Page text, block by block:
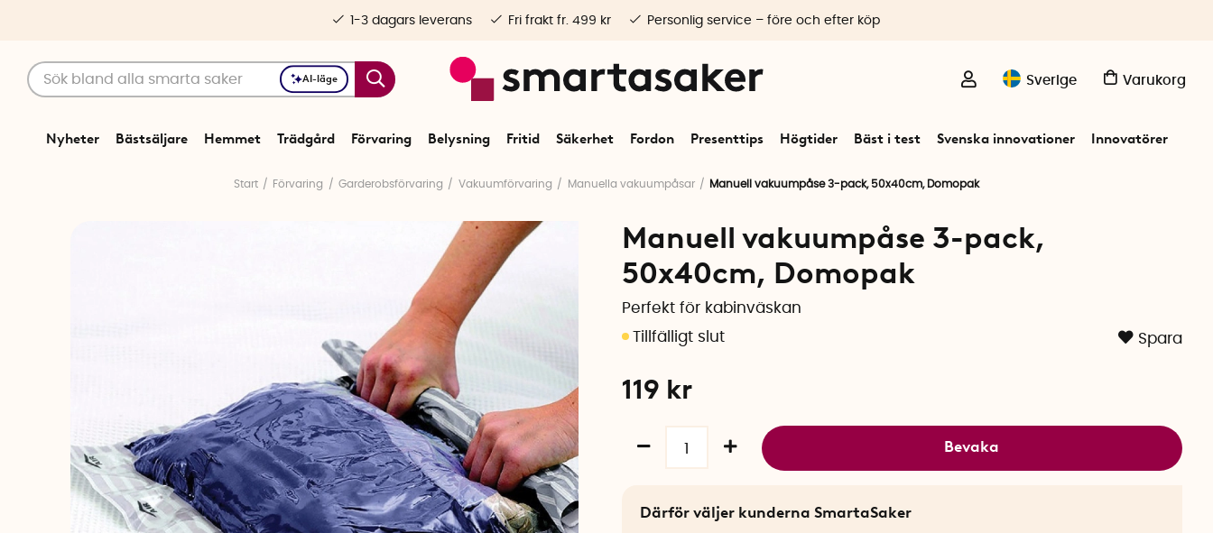
AI-läge Sverige Varukorg
Nyheter Bästsäljare Hemmet Trädgård Förvaring Belysning Fritid Säkerhet Fordon Presenttips Högtider Bäst i test Svenska innovationer Innovatörer
1-3 dagars leverans Fri frakt fr. 499 kr Personlig service – före och efter köp
Start Förvaring Garderobsförvaring Vakuumförvaring Manuella vakuumpåsar Manuell vakuumpåse 3-pack, 50x40cm, Domopak
Manuell vakuumpåse 3-pack,
50x40cm, Domopak
Perfekt för kabinväskan
Spara
119 kr
Bevaka
Därför väljer kunderna SmartaSaker